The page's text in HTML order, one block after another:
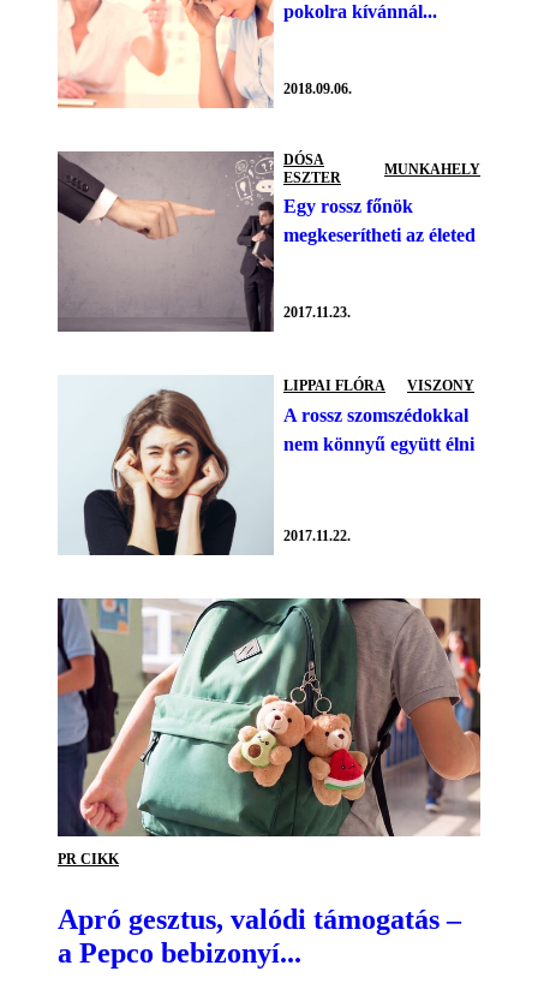
pokolra kívánnál...
2018.09.06.
DÓSA
ESZTER
MUNKAHELY
Egy rossz főnök
megkeserítheti az életed
2017.11.23.
LIPPAI FLÓRA VISZONY
A rossz szomszédokkal
nem könnyű együtt élni
2017.11.22.
PR CIKK
Apró gesztus, valódi támogatás –
a Pepco bebizonyí...